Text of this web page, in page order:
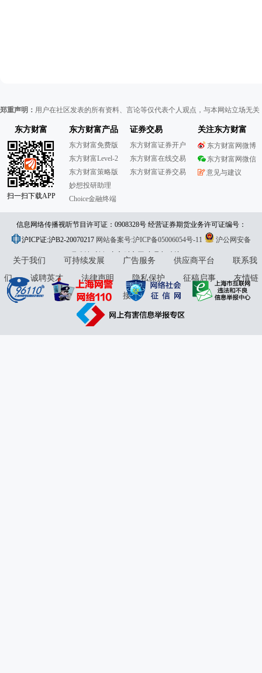
郑重声明： 用户在社区发表的所有资料、言论等仅代表个人观点，与本网站立场无
东方财富
扫一扫下载APP
东方财富产品
东方财富免费版
东方财富Level-2
东方财富策略版
妙想投研助理
Choice金融终端
证券交易
东方财富证券开户
东方财富在线交易
东方财富证券交易
关注东方财富
东方财富网微博
东方财富网微信
意见与建议
信息网络传播视听节目许可证：0908328号 经营证券期货业务许可证编号：
913101046312860336 违法和不良信息举报:021-61278686 举报邮箱：
jubao@eastmoney.com
沪ICP证:沪B2-20070217 网站备案号:沪ICP备05006054号-11
沪公网安备
31010402000120号版权所有:东方财富网意见与建议:4000300059/952500
关于我们 可持续发展 广告服务 供应商平台
联系我
们
诚聘英才 法律声明 隐私保护 征稿启事
友情链
接